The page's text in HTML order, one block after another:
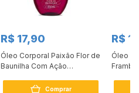
R$ 17,90
Óleo Corporal Paixão Flor de
Baunilha Com Ação
Comprar
R$
Óleo